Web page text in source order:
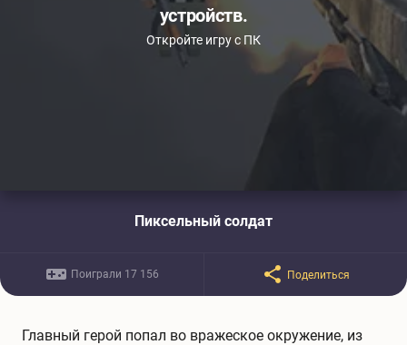
устройств.
Откройте игру с ПК
Пиксельный солдат
Поиграли 17 156 Поделиться
Главный герой попал во вражеское окружение, из